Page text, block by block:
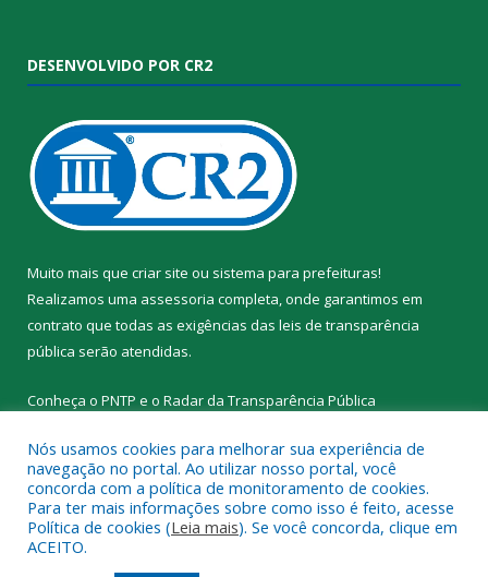
DESENVOLVIDO POR CR2
Muito mais que criar site ou sistema para prefeituras!
Realizamos uma assessoria completa, onde garantimos em
contrato que todas as exigências das leis de transparência
pública serão atendidas.
Conheça o PNTP e o Radar da Transparência Pública
Todos os direitos reservados a Prefeitura Municipal de Santa
Cruz do Arari.
Nós usamos cookies para melhorar sua experiência de
navegação no portal. Ao utilizar nosso portal, você
concorda com a política de monitoramento de cookies.
Para ter mais informações sobre como isso é feito, acesse
Política de cookies (Leia mais). Se você concorda, clique em
ACEITO.